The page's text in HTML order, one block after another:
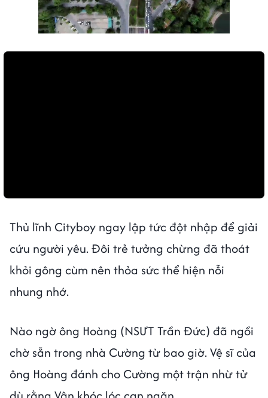
Thủ lĩnh Cityboy ngay lập tức đột nhập để giải
cứu người yêu. Đôi trẻ tưởng chừng đã thoát
khỏi gông cùm nên thỏa sức thể hiện nỗi
nhung nhớ.
Nào ngờ ông Hoàng (NSƯT Trần Đức) đã ngồi
chờ sẵn trong nhà Cường từ bao giờ. Vệ sĩ của
ông Hoàng đánh cho Cường một trận nhừ tử